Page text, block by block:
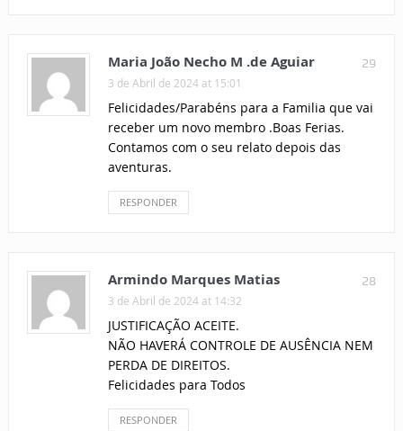
29
Maria João Necho M .de Aguiar
3 de Abril de 2024 at 15:01
Felicidades/Parabéns para a Familia que vai
receber um novo membro .Boas Ferias.
Contamos com o seu relato depois das
aventuras.
RESPONDER
28
Armindo Marques Matias
3 de Abril de 2024 at 14:32
JUSTIFICAÇÃO ACEITE.
NÃO HAVERÁ CONTROLE DE AUSÊNCIA NEM
PERDA DE DIREITOS.
Felicidades para Todos
RESPONDER